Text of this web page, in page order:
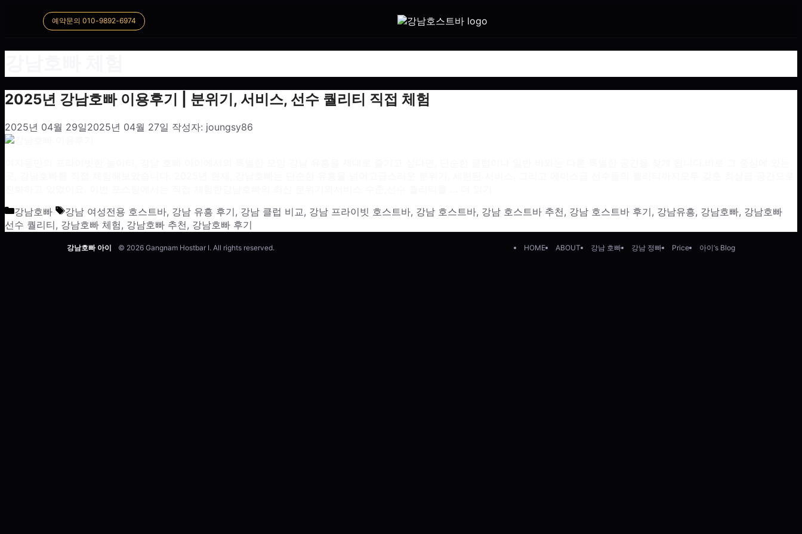
예약문의 010-9892-6974
2025년 강남호빠 이용후기 | 분위기, 서비스, 선수 퀄리티 직접 체험
2025년 04월 29일2025년 04월 27일 작성자: joungsy86
카테고리
강남호빠 태그
강남 여성전용 호스트바, 강남 유흥 후기, 강남 클럽 비교, 강남 프라이빗 호스트바, 강남 호스트바, 강남 호스트바 추천, 강남 호스트바 후기, 강남유흥, 강남호빠, 강남호빠
선수 퀄리티, 강남호빠 체험, 강남호빠 추천, 강남호빠 후기
강남호빠 아이 © 2026 Gangnam Hostbar I. All rights reserved. HOME ABOUT 강남 호빠 강남 정빠 Price 아이’s Blog